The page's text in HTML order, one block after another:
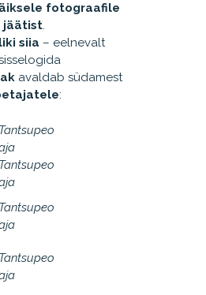
fotograafile
jäätist.
siia – eelnevalt
avaldab südamest
: